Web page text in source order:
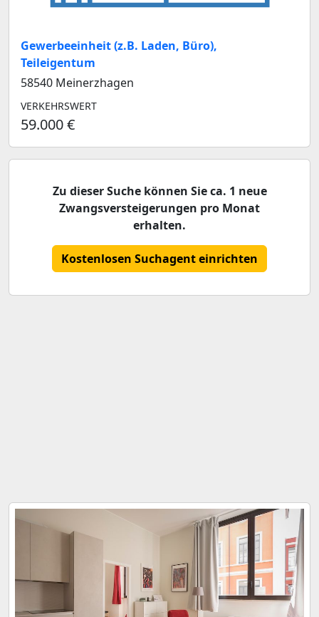
Gewerbeeinheit (z.B. Laden, Büro),
Teileigentum
58540 Meinerzhagen
VERKEHRSWERT
59.000 €
Zu dieser Suche können Sie ca. 1 neue
Zwangsversteigerungen pro Monat
erhalten.
Kostenlosen Suchagent einrichten